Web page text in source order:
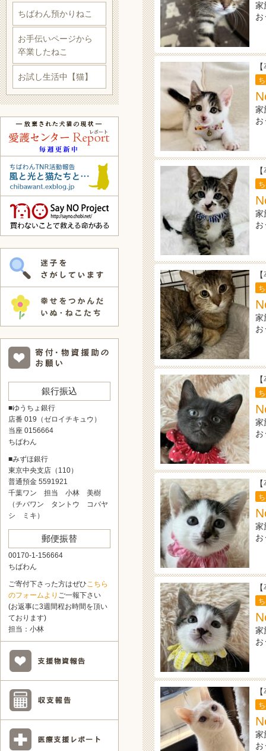
家
お
家
お
家
お
家
お
家
お
家
お
家
お
家
お
ちばわん預かりねこ
お手伝いページから
卒業したねこ
お試し生活中【猫】
銀行振込
■ゆうちょ銀行
店番 019（ゼロイチキュウ）
当座 0156664
ちばわん
■みずほ銀行
東京中央支店（110）
普通預金 5591921
千葉ワン 担当 小林 美樹
（チバワン タントウ コバヤ
シ ミキ）
郵便振替
00170-1-156664
ちばわん
ご寄付下さった方はぜひこちら
のフォームより ご一報下さい
(お返事に3週間程お時間を頂い
ております)
担当：小林